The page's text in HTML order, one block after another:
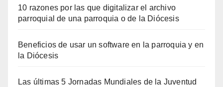
10 razones por las que digitalizar el archivo
parroquial de una parroquia o de la Diócesis
Beneficios de usar un software en la parroquia y en
la Diócesis
Las últimas 5 Jornadas Mundiales de la Juventud